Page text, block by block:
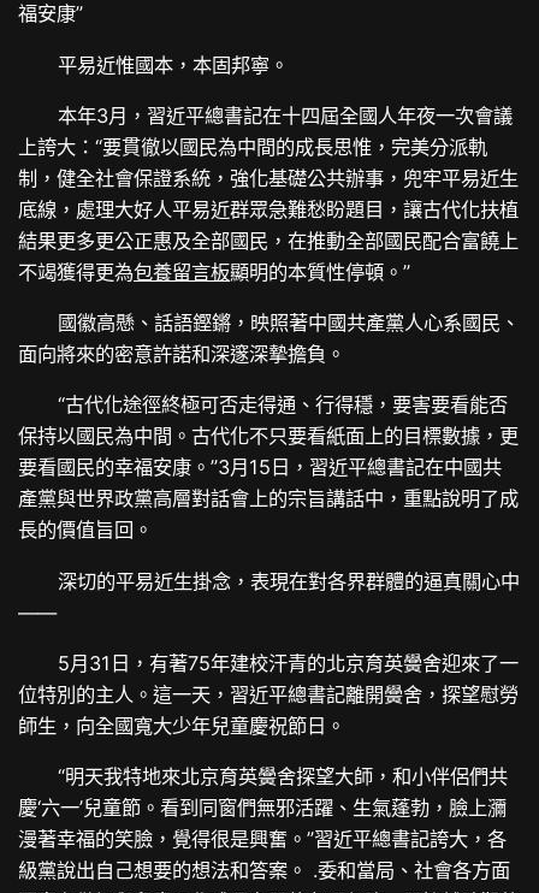
福安康”
平易近惟國本，本固邦寧。
本年3月，習近平總書記在十四屆全國人年夜一次會議
上誇大：“要貫徹以國民為中間的成長思惟，完美分派軌
制，健全社會保證系統，強化基礎公共辦事，兜牢平易近生
底線，處理大好人平易近群眾急難愁盼題目，讓古代化扶植
結果更多更公正惠及全部國民，在推動全部國民配合富饒上
不竭獲得更為包養留言板顯明的本質性停頓。”
國徽高懸、話語鏗鏘，映照著中國共產黨人心系國民、
面向將來的密意許諾和深邃深摯擔負。
“古代化途徑終極可否走得通、行得穩，要害要看能否
保持以國民為中間。古代化不只要看紙面上的目標數據，更
要看國民的幸福安康。”3月15日，習近平總書記在中國共
產黨與世界政黨高層對話會上的宗旨講話中，重點說明了成
長的價值旨回。
深切的平易近生掛念，表現在對各界群體的逼真關心中
——
5月31日，有著75年建校汗青的北京育英黌舍迎來了一
位特別的主人。這一天，習近平總書記離開黌舍，探望慰勞
師生，向全國寬大少年兒童慶祝節日。
“明天我特地來北京育英黌舍探望大師，和小伴侶們共
慶‘六一’兒童節。看到同窗們無邪活躍、生氣蓬勃，臉上瀰
漫著幸福的笑臉，覺得很是興奮。”習近平總書記誇大，各
級黨說出自己想要的想法和答案。 .委和當局、社會各方面